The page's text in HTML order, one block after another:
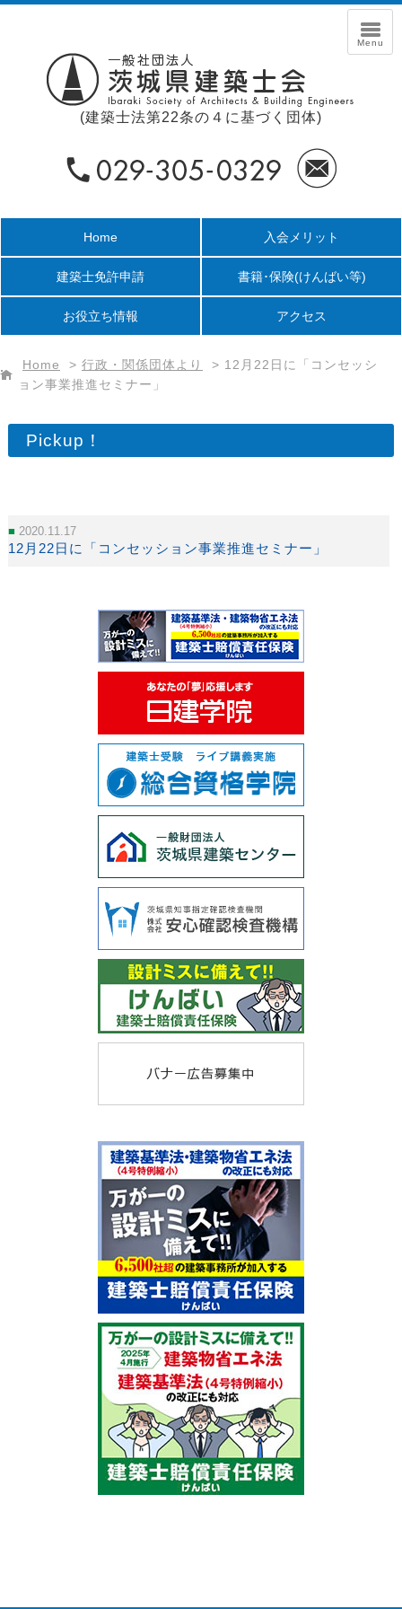
(建築士法第22条の４に基づく団体)
Home 入会メリット
建築士免許申請 書籍･保険(けんばい等)
お役立ち情報 アクセス
Home > 行政・関係団体より > 12月22日に「コンセッシ
ョン事業推進セミナー」
Pickup！
2020.11.17
12月22日に「コンセッション事業推進セミナー」